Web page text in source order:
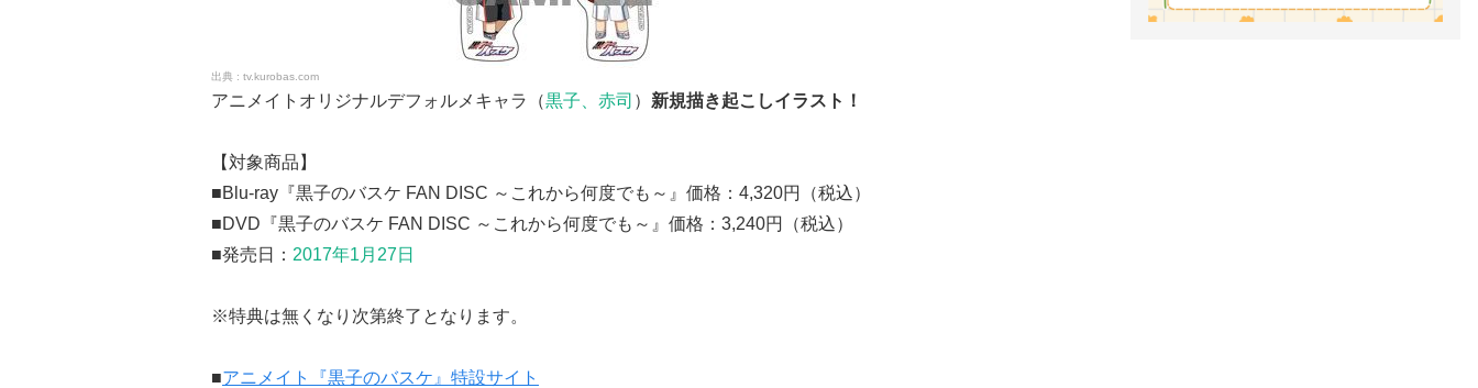
tv.kurobas.com
アニメイトオリジナルデフォルメキャラ（黒子、赤司 ） 新規描き起こしイラスト！
【対象商品】
■Blu-ray『黒子のバスケ FAN DISC ～これから何度でも～』価格：4,320円（税込）
■DVD『黒子のバスケ FAN DISC ～これから何度でも～』価格：3,240円（税込）
■発売日： 2017年1月27日
※特典は無くなり次第終了となります。
■アニメイト『黒子のバスケ』特設サイト